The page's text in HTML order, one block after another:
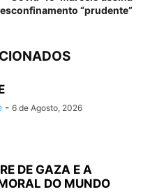
“prudente”
- 6 de Agosto, 2026
DE GAZA E A
DO MUNDO